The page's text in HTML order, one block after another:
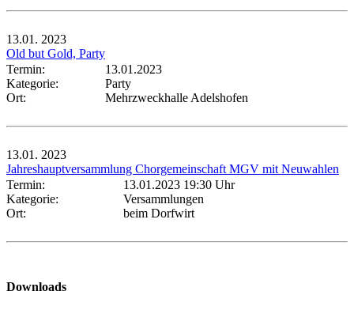
13.01. 2023
Old but Gold, Party
Termin:
13.01.2023
Kategorie:
Party
Ort:
Mehrzweckhalle Adelshofen
13.01. 2023
Jahreshauptversammlung Chorgemeinschaft MGV mit Neuwahlen
Termin:
13.01.2023 19:30 Uhr
Kategorie:
Versammlungen
Ort:
beim Dorfwirt
Downloads